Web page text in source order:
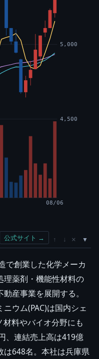
4,500
5,000
08/06
公式サイト → ↑ ↓ ×
で創業した化学メーカ
理薬剤・機能性材料の
産事業を展開する。
ウム(PAC)は国内シェ
料やバイオ分野にも
、連結売上高は419億
は648名。本社は兵庫県